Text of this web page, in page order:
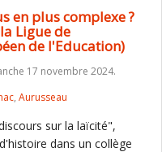
en plus complexe ?
Ligue de
de l'Education)
17 novembre 2024.
, Aurusseau
sur la laïcité",
dans un collège